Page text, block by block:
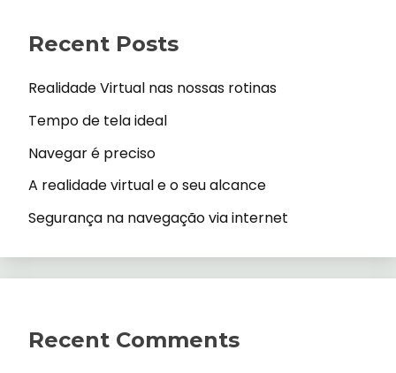
Recent Posts
Realidade Virtual nas nossas rotinas
Tempo de tela ideal
Navegar é preciso
A realidade virtual e o seu alcance
Segurança na navegação via internet
Recent Comments